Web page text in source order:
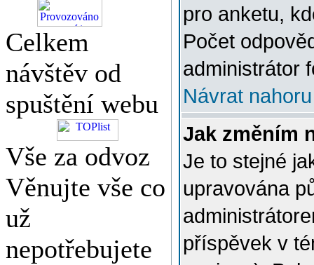
Celkem
návštěv od
spuštění webu
Vše za odvoz
Věnujte vše co
už
nepotřebujete
pro anketu,
Počet
administrátor
Návrat nahoru
Jak změním
Je to stejné
upravována
příspěvek v